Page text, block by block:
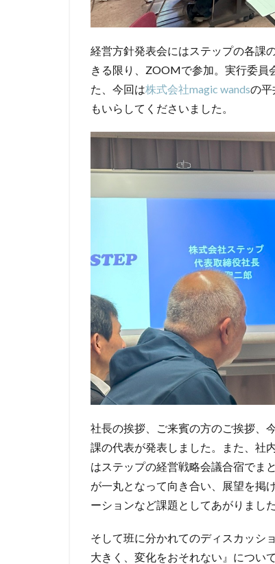
経営方針発表会にはステップの各課
きる限り、ZOOMで参加。実行委員
た、今回は株式会社magic wandsの平
もいらしてくださいました。
社長の挨拶、ご来賓の方のご挨拶、
課の代表が発表しました。また、社
はステップの経営戦略会議合宿でま
が一丸となって向き合い、展望を掲
ーションなど課題としてあがりました
そして班に分かれてのディスカッシ
大きく、変化をおそれない』につい